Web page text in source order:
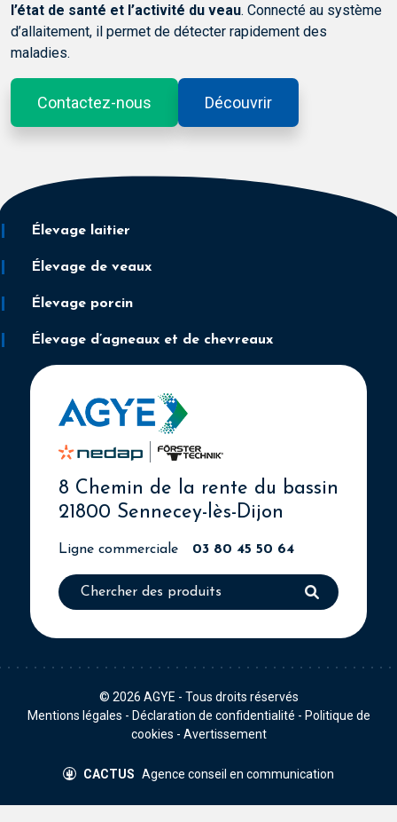
l’état de santé et l’activité du veau. Connecté au système
d’allaitement, il permet de détecter rapidement des
maladies.
Contactez-nous Découvrir
Élevage laitier
Élevage de veaux
Élevage porcin
Élevage d’agneaux et de chevreaux
8 Chemin de la rente du bassin
21800 Sennecey-lès-Dijon
Ligne commerciale 03 80 45 50 64
© 2026 AGYE - Tous droits réservés
Mentions légales - Déclaration de confidentialité - Politique de
cookies - Avertissement
CACTUS Agence conseil en communication